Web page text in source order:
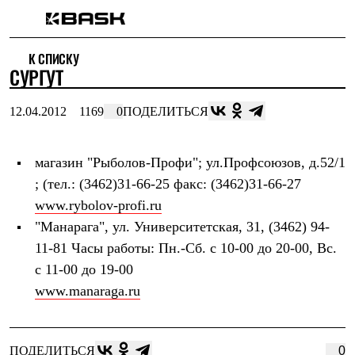
Интернет-магазин
Мужская одежда
Утепленная пухом
Куртки
Брюки
Утепленная синтетикой
Куртки
Брюки
Штормовая одежда
Куртки
Софтшелл одежда
Куртки
Флисовая одежда
Брюки
Жилеты
К СПИСКУ
СУРГУТ
12.04.2012 1169 0ПОДЕЛИТЬСЯ
магазин "Рыболов-Профи"; ул.Профсоюзов, д.52/1
; (тел.: (3462)31-66-25 факс: (3462)31-66-27
www.rybolov-profi.ru
"Манарага", ул. Университетская, 31, (3462) 94-
11-81 Часы работы: Пн.-Сб. с 10-00 до 20-00, Вс.
с 11-00 до 19-00
www.manaraga.ru
ПОДЕЛИТЬСЯ 0